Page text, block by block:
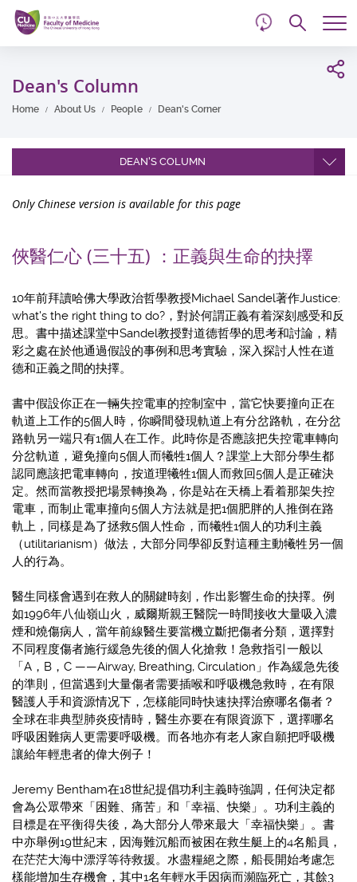
Skip
main
content
Dean's Column
Home About Us People Dean's Corner
DEAN'S COLUMN
Only Chinese version is available for this page
俠醫仁心 (三十五) ：正義與生命的抉擇
10年前拜讀哈佛大學政治哲學教授Michael Sandel著作Justice:
what's the right thing to do?，對於何謂正義有着深刻感受和反
思。書中描述課堂中Sandel教授對道德哲學的思考和討論，精
彩之處在於他通過假設的事例和思考實驗，深入探討人性在道
德和正義之間的抉擇。
書中假設你正在一輛失控電車的控制室中，當它快要撞向正在
軌道上工作的5個人時，你瞬間發現軌道上有分岔路軌，在分岔
路軌另一端只有1個人在工作。此時你是否應該把失控電車轉向
分岔軌道，避免撞向5個人而犧牲1個人？課堂上大部分學生都
認同應該把電車轉向，按道理犧牲1個人而救回5個人是正確決
定。然而當教授把場景轉換為，你是站在天橋上看着那架失控
電車，而制止電車撞向5個人方法就是把1個肥胖的人推倒在路
軌上，同樣是為了拯救5個人性命，而犧牲1個人的功利主義
（utilitarianism）做法，大部分同學卻反對這種主動犧牲另一個
人的行為。
醫生同樣會遇到在救人的關鍵時刻，作出影響生命的抉擇。例
如1996年八仙嶺山火，威爾斯親王醫院一時間接收大量吸入濃
煙和燒傷病人，當年前線醫生要當機立斷把傷者分類，選擇對
不同程度傷者施行緩急先後的個人化搶救！急救指引一般以
「A，B，C ——Airway, Breathing, Circulation」作為緩急先後
的準則，但當遇到大量傷者需要插喉和呼吸機急救時，在有限
醫護人手和資源情况下，怎樣能同時快速抉擇治療哪名傷者？
全球在非典型肺炎疫情時，醫生亦要在有限資源下，選擇哪名
呼吸困難病人更需要呼吸機。而各地亦有老人家自願把呼吸機
讓給年輕患者的偉大例子！
Jeremy Bentham在18世紀提倡功利主義時強調，任何決定都
會為公眾帶來「困難、痛苦」和「幸福、快樂」。功利主義的
目標是在平衡得失後，為大部分人帶來最大「幸福快樂」。書
中亦舉例19世紀末，因海難沉船而被困在救生艇上的4名船員，
在茫茫大海中漂浮等待救援。水盡糧絕之際，船長開始考慮怎
樣能增加生存機會，其中1名年輕水手因病而瀕臨死亡，其餘3